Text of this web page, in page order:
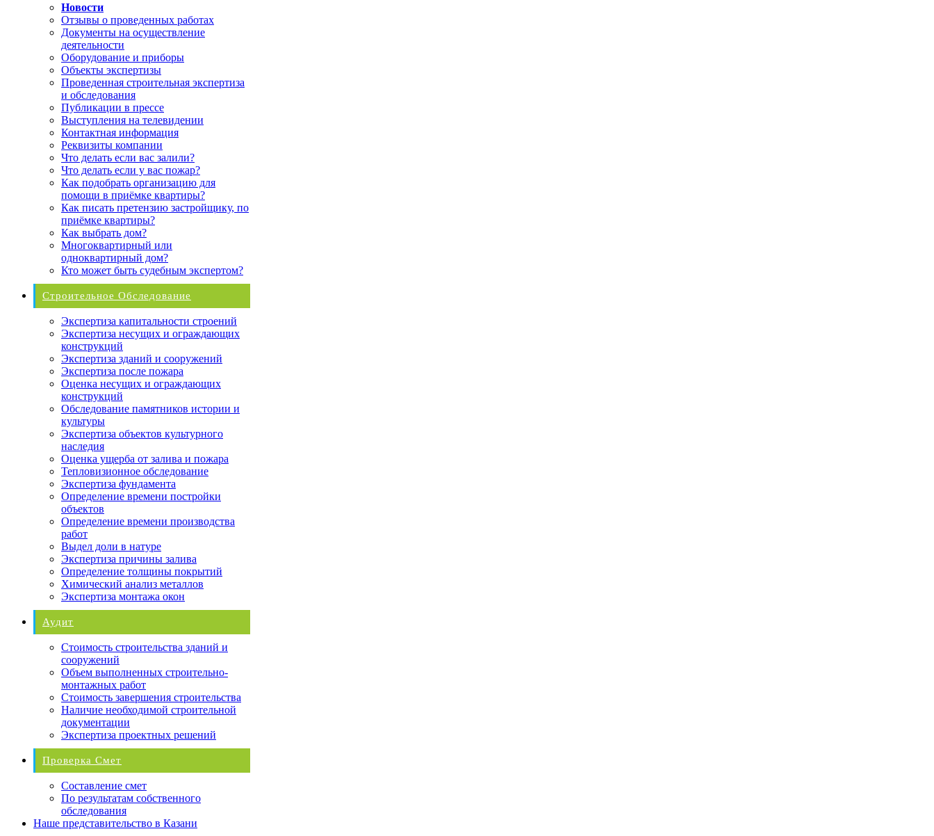
Новости
Отзывы о проведенных работах
Документы на осуществление
деятельности
Оборудование и приборы
Объекты экспертизы
Проведенная строительная экспертиза
и обследования
Публикации в прессе
Выступления на телевидении
Контактная информация
Реквизиты компании
Что делать если вас залили?
Что делать если у вас пожар?
Как подобрать организацию для
помощи в приёмке квартиры?
Как писать претензию застройщику, по
приёмке квартиры?
Как выбрать дом?
Многоквартирный или
одноквартирный дом?
Кто может быть судебным экспертом?
Строительное Обследование
Экспертиза капитальности строений
Экспертиза несущих и ограждающих
конструкций
Экспертиза зданий и сооружений
Экспертиза после пожара
Оценка несущих и ограждающих
конструкций
Обследование памятников истории и
культуры
Экспертиза объектов культурного
наследия
Оценка ущерба от залива и пожара
Тепловизионное обследование
Экспертиза фундамента
Определение времени постройки
объектов
Определение времени производства
работ
Выдел доли в натуре
Экспертиза причины залива
Определение толщины покрытий
Химический анализ металлов
Экспертиза монтажа окон
Аудит
Стоимость строительства зданий и
сооружений
Объем выполненных строительно-
монтажных работ
Стоимость завершения строительства
Наличие необходимой строительной
документации
Экспертиза проектных решений
Проверка Смет
Составление смет
По результатам собственного
обследования
Наше представительство в Казани